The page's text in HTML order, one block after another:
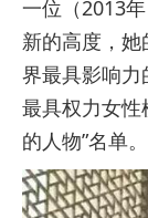
一位（2013
新的高度，
界最具影响力
最具权力女性
的人物”名单。